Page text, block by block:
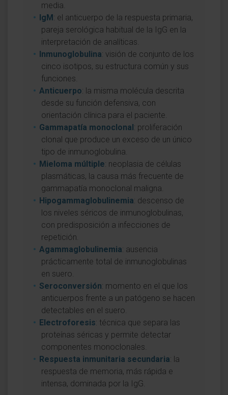
media.
IgM : el anticuerpo de la respuesta primaria,
pareja serológica habitual de la IgG en la
interpretación de analíticas.
Inmunoglobulina: visión de conjunto de los
cinco isotipos, su estructura común y sus
funciones.
Anticuerpo: la misma molécula descrita
desde su función defensiva, con
orientación clínica para el paciente.
Gammapatía monoclonal : proliferación
clonal que produce un exceso de un único
tipo de inmunoglobulina.
Mieloma múltiple: neoplasia de células
plasmáticas, la causa más frecuente de
gammapatía monoclonal maligna.
Hipogammaglobulinemia: descenso de
los niveles séricos de inmunoglobulinas,
con predisposición a infecciones de
repetición.
Agammaglobulinemia: ausencia
prácticamente total de inmunoglobulinas
en suero.
Seroconversión: momento en el que los
anticuerpos frente a un patógeno se hacen
detectables en el suero.
Electroforesis: técnica que separa las
proteínas séricas y permite detectar
componentes monoclonales.
Respuesta inmunitaria secundaria: la
respuesta de memoria, más rápida e
intensa, dominada por la IgG.